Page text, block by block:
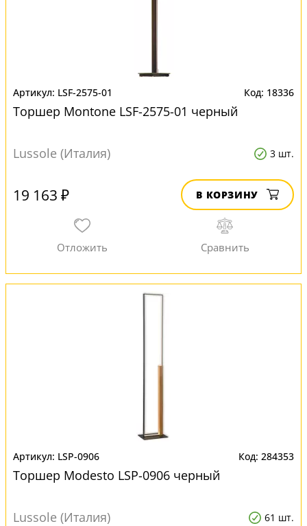
LSF-2575-01 18336
Торшер Montone LSF-2575-01 черный
Lussole (Италия) 3 шт.
19 163 ₽ В КОРЗИНУ
LSP-0906 284353
Торшер Modesto LSP-0906 черный
Lussole (Италия) 61 шт.